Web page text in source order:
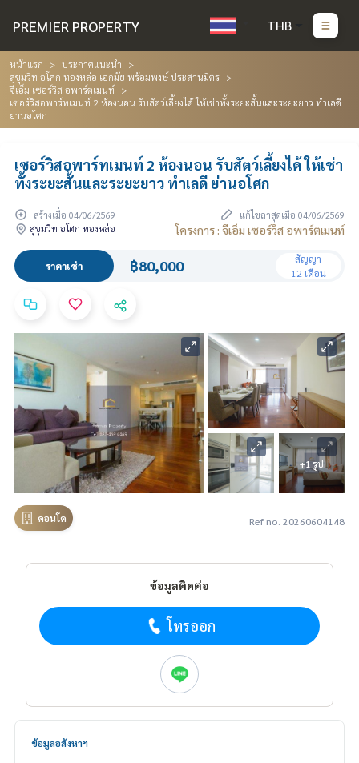
PREMIER PROPERTY THB
หน้าแรก
ประกาศแนะนำ
สุขุมวิท อโศก ทองหล่อ เอกมัย พร้อมพงษ์ ประสานมิตร
จีเอ็ม เซอร์วิส อพาร์ตเมนท์
เซอร์วิสอพาร์ทเมนท์ 2 ห้องนอน รับสัตว์เลี้ยงได้ ให้เช่าทั้งระยะสั้นและระยะยาว ทำเลดี
ย่านอโศก
เซอร์วิสอพาร์ทเมนท์ 2 ห้องนอน รับสัตว์เลี้ยงได้ ให้เช่า
ทั้งระยะสั้นและระยะยาว ทำเลดี ย่านอโศก
สร้างเมื่อ 04/06/2569
แก้ไขล่าสุดเมื่อ 04/06/2569
สุขุมวิท อโศก ทองหล่อ
โครงการ : จีเอ็ม เซอร์วิส อพาร์ตเมนท์
ราคาเช่า ฿80,000
สัญญา
12 เดือน
+1 รูป
คอนโด Ref no. 20260604148
ข้อมูลติดต่อ
โทรออก
ข้อมูลอสังหาฯ